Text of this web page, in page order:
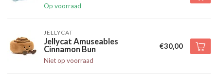
Op voorraad
JELLYCAT
Jellycat Amuseables
Cinnamon Bun
Niet op voorraad
€30,00